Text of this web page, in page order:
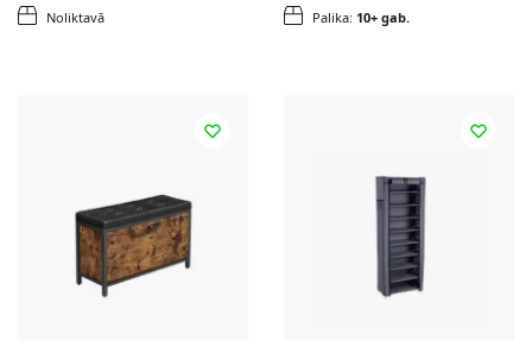
Noliktavā Palika: 10+ gab.